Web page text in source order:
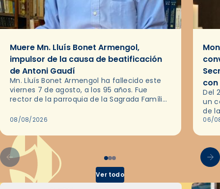
Muere Mn. Lluís Bonet Armengol,
impulsor de la causa de beatificación
de Antoni Gaudí
Mn. Lluís Bonet Armengol ha fallecido este
viernes 7 de agosto, a los 95 años. Fue
rector de la parroquia de la Sagrada Família
08/08/2026
Del
un
de
en
06/
Ver todo